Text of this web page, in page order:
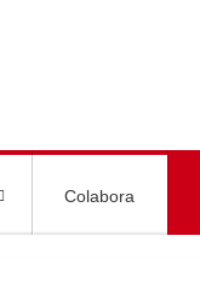
Colabora